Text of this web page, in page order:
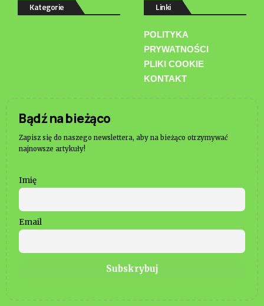
Kategorie Linki
POLITYKA
PRYWATNOŚCI
PLIKI COOKIE
KONTAKT
Bądź na bieżąco
Zapisz się do naszego newslettera, aby na bieżąco otrzymywać
najnowsze artykuły!
Imię
Email